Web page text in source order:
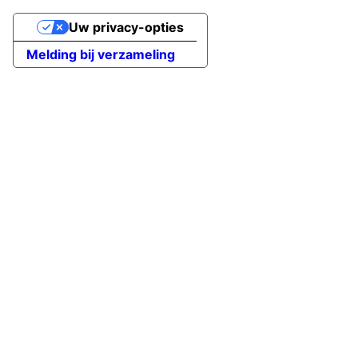
Melding bij verzameling
Uw privacy-opties